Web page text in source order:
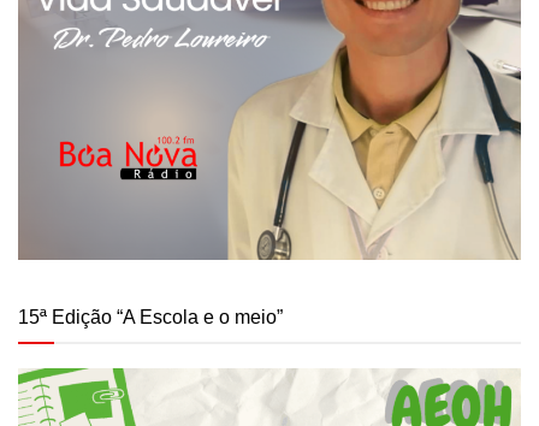
15ª Edição “A Escola e o meio”